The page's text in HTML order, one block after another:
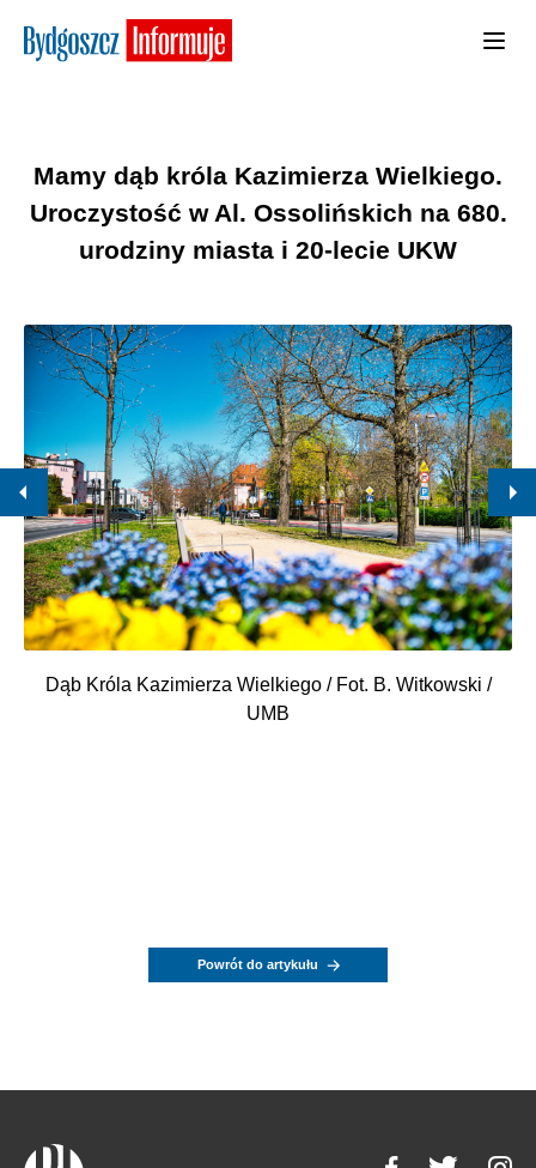
Mamy dąb króla Kazimierza Wielkiego.
Uroczystość w Al. Ossolińskich na 680.
urodziny miasta i 20-lecie UKW
Dąb Króla Kazimierza Wielkiego / Fot. B. Witkowski /
UMB
Powrót do artykułu